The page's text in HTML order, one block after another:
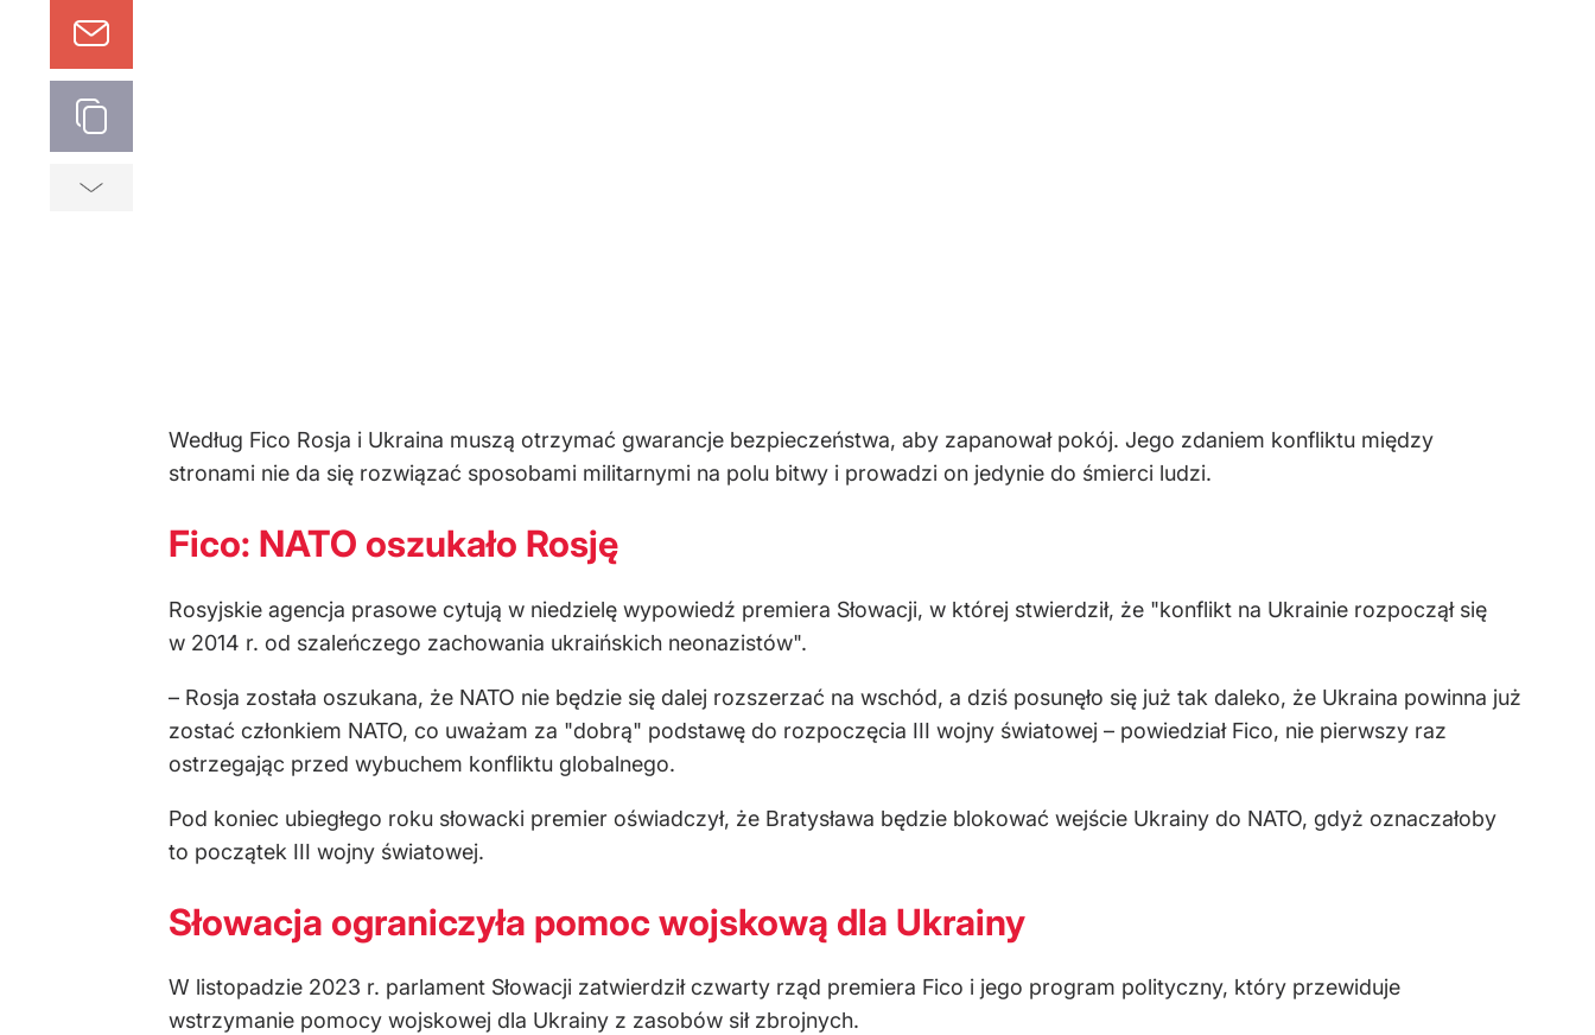
Według Fico Rosja i Ukraina muszą otrzymać gwarancje bezpieczeństwa, aby zapanował pokój. Jego zdaniem konfliktu między
stronami nie da się rozwiązać sposobami militarnymi na polu bitwy i prowadzi on jedynie do śmierci ludzi.
Fico: NATO oszukało Rosję
Rosyjskie agencja prasowe cytują w niedzielę wypowiedź premiera Słowacji, w której stwierdził, że "konflikt na Ukrainie rozpoczął się
w 2014 r. od szaleńczego zachowania ukraińskich neonazistów".
– Rosja została oszukana, że NATO nie będzie się dalej rozszerzać na wschód, a dziś posunęło się już tak daleko, że Ukraina powinna już
zostać członkiem NATO, co uważam za "dobrą" podstawę do rozpoczęcia III wojny światowej – powiedział Fico, nie pierwszy raz
ostrzegając przed wybuchem konfliktu globalnego.
Pod koniec ubiegłego roku słowacki premier oświadczył, że Bratysława będzie blokować wejście Ukrainy do NATO, gdyż oznaczałoby
to początek III wojny światowej.
Słowacja ograniczyła pomoc wojskową dla Ukrainy
W listopadzie 2023 r. parlament Słowacji zatwierdził czwarty rząd premiera Fico i jego program polityczny, który przewiduje
wstrzymanie pomocy wojskowej dla Ukrainy z zasobów sił zbrojnych.